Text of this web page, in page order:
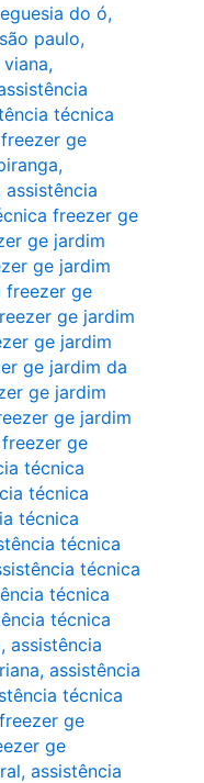
do ó,
paulo,
,
técnica
ge
,
assistência
freezer ge
ge jardim
ge jardim
freezer ge
ge jardim
ge jardim
ge jardim da
ge jardim
ge jardim
ge
técnica
técnica
técnica
técnica
técnica
técnica
técnica
, assistência
, assistência
técnica
ge
ge
, assistência